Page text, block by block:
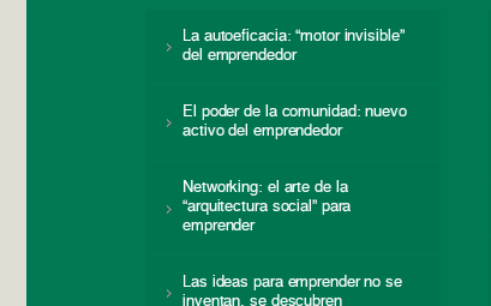
La autoeficacia: “motor invisible”
del emprendedor
El poder de la comunidad: nuevo
activo del emprendedor
Networking: el arte de la
“arquitectura social” para
emprender
Las ideas para emprender no se
inventan, se descubren